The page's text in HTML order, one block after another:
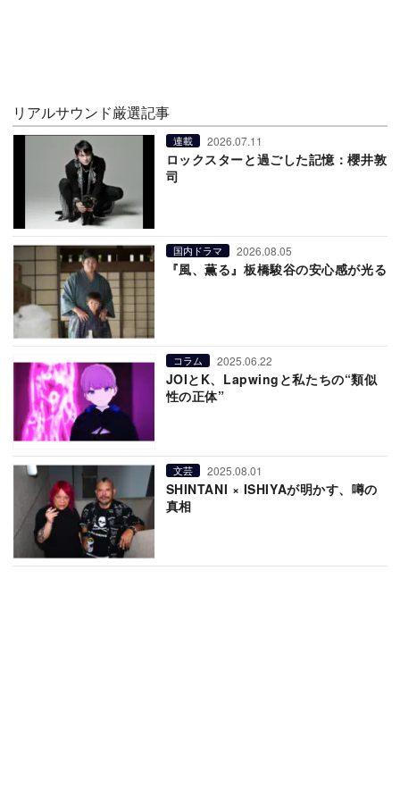
リアルサウンド厳選記事
連載 2026.07.11
ロックスターと過ごした記憶：櫻井敦
司
国内ドラマ 2026.08.05
『風、薫る』板橋駿谷の安心感が光る
コラム 2025.06.22
JOIとK、Lapwingと私たちの“類似
性の正体”
文芸 2025.08.01
SHINTANI × ISHIYAが明かす、噂の
真相